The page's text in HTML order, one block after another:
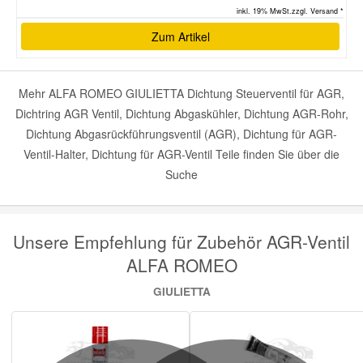
inkl. 19% MwSt.zzgl. Versand *
Zum Artikel
Mehr ALFA ROMEO GIULIETTA Dichtung Steuerventil für AGR,
Dichtring AGR Ventil, Dichtung Abgaskühler, Dichtung AGR-Rohr,
Dichtung Abgasrückführungsventil (AGR), Dichtung für AGR-
Ventil-Halter, Dichtung für AGR-Ventil Teile finden Sie über die
Suche
Unsere Empfehlung für Zubehör AGR-Ventil
ALFA ROMEO
GIULIETTA